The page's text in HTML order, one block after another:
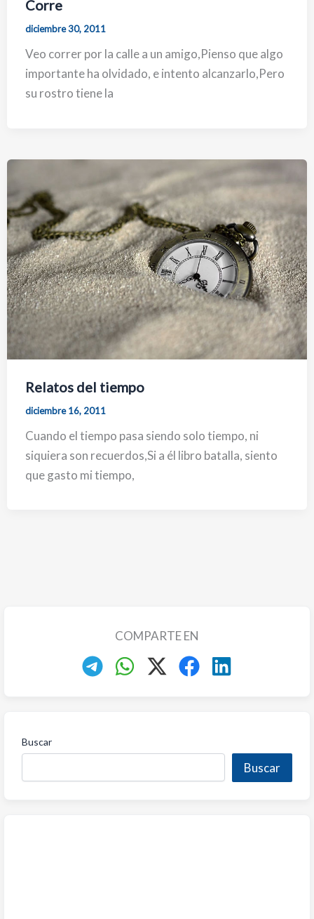
Corre
diciembre 30, 2011
Veo correr por la calle a un amigo,Pienso que algo
importante ha olvidado, e intento alcanzarlo,Pero
su rostro tiene la
Relatos del tiempo
diciembre 16, 2011
Cuando el tiempo pasa siendo solo tiempo, ni
siquiera son recuerdos,Si a él libro batalla, siento
que gasto mi tiempo,
COMPARTE EN
Buscar
Buscar